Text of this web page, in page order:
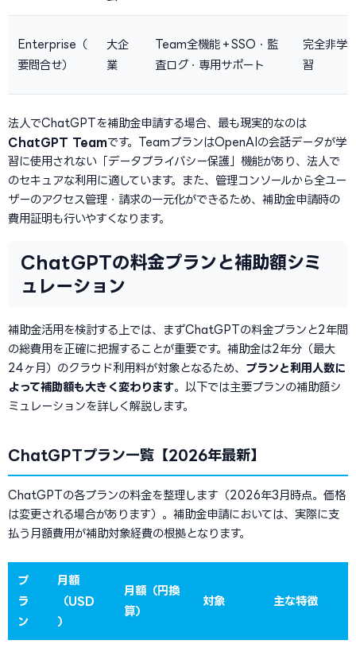
Enterprise（
要問合せ）
大企
業
Team全機能＋SSO・監
査ログ・専用サポート
完全非学
習
法人でChatGPTを補助金申請する場合、最も現実的なのは
ChatGPT Teamです。TeamプランはOpenAIの会話データが学
習に使用されない「データプライバシー保護」機能があり、法人で
のセキュアな利用に適しています。また、管理コンソールから全ユー
ザーのアクセス管理・請求の一元化ができるため、補助金申請時の
費用証明も行いやすくなります。
ChatGPTの料金プランと補助額シミ
ュレーション
補助金活用を検討する上では、まずChatGPTの料金プランと2年間
の総費用を正確に把握することが重要です。補助金は2年分（最大
24ヶ月）のクラウド利用料が対象となるため、 プランと利用人数に
よって補助額も大きく変わります。以下では主要プランの補助額シ
ミュレーションを詳しく解説します。
ChatGPTプラン一覧【2026年最新】
ChatGPTの各プランの料金を整理します（2026年3月時点。価格
は変更される場合があります）。補助金申請においては、実際に支
払う月額費用が補助対象経費の根拠となります。
プ
ラ
ン
月額
（USD
）
月額（円換
算）
対象 主な特徴